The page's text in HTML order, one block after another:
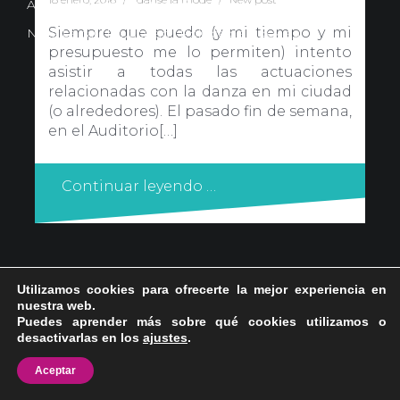
Siempre que puedo (y mi tiempo y mi
presupuesto me lo permiten) intento
asistir a todas las actuaciones
relacionadas con la danza en mi ciudad
(o alrededores). El pasado fin de semana,
en el Auditorio[…]
Continuar leyendo …
Avd. Comercial 20 Barañain (Navarra)
Nota Legal·Privacidad·Política de Cookies
Utilizamos cookies para ofrecerte la mejor experiencia en
nuestra web.
Puedes aprender más sobre qué cookies utilizamos o
desactivarlas en los ajustes.
Aceptar